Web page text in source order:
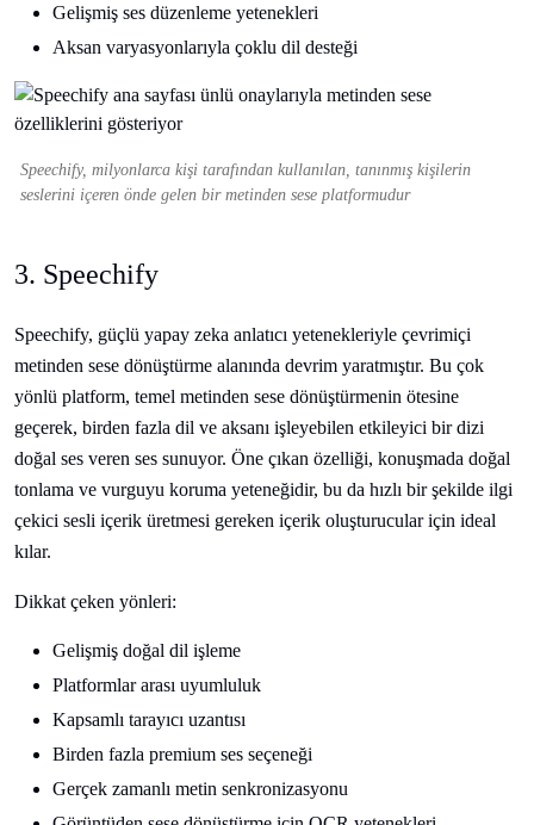
Gelişmiş ses düzenleme yetenekleri
Aksan varyasyonlarıyla çoklu dil desteği
Speechify, milyonlarca kişi tarafından kullanılan, tanınmış kişilerin
seslerini içeren önde gelen bir metinden sese platformudur
3. Speechify
Speechify, güçlü yapay zeka anlatıcı yetenekleriyle çevrimiçi
metinden sese dönüştürme alanında devrim yaratmıştır. Bu çok
yönlü platform, temel metinden sese dönüştürmenin ötesine
geçerek, birden fazla dil ve aksanı işleyebilen etkileyici bir dizi
doğal ses veren ses sunuyor. Öne çıkan özelliği, konuşmada doğal
tonlama ve vurguyu koruma yeteneğidir, bu da hızlı bir şekilde ilgi
çekici sesli içerik üretmesi gereken içerik oluşturucular için ideal
kılar.
Dikkat çeken yönleri:
Gelişmiş doğal dil işleme
Platformlar arası uyumluluk
Kapsamlı tarayıcı uzantısı
Birden fazla premium ses seçeneği
Gerçek zamanlı metin senkronizasyonu